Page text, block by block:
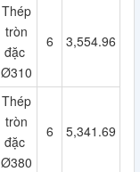
Thép
tròn
đặc
Ø310
6 3,554.96
Thép
tròn
đặc
Ø380
6 5,341.69